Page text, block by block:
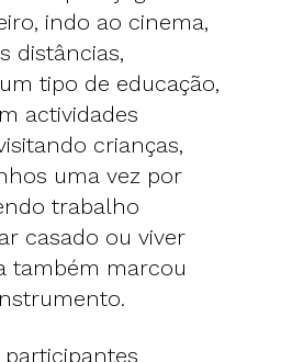
indo ao cinema,
distâncias,
tipo de educação,
actividades
crianças,
uma vez por
trabalho
casado ou viver
também marcou